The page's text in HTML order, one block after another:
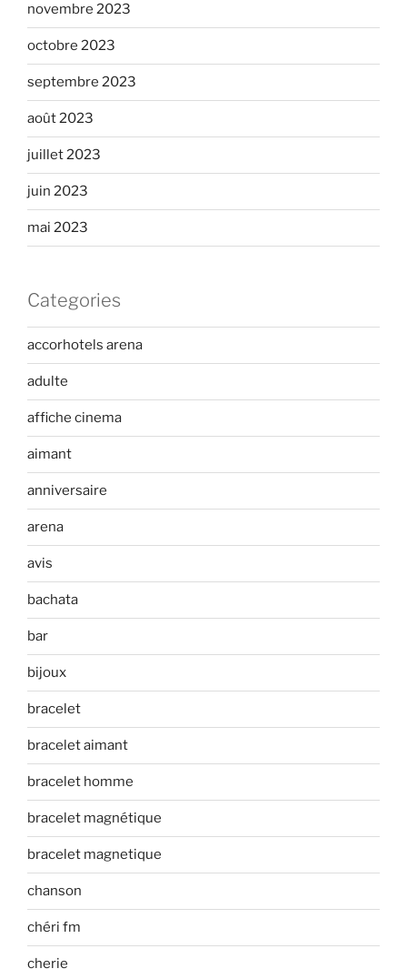
novembre 2023
octobre 2023
septembre 2023
août 2023
juillet 2023
juin 2023
mai 2023
Categories
accorhotels arena
adulte
affiche cinema
aimant
anniversaire
arena
avis
bachata
bar
bijoux
bracelet
bracelet aimant
bracelet homme
bracelet magnétique
bracelet magnetique
chanson
chéri fm
cherie